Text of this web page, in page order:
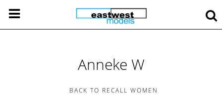
Anneke W
BACK TO RECALL WOMEN